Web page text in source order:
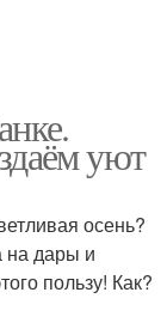
уют
осень?
на дары и
пользу! Как?